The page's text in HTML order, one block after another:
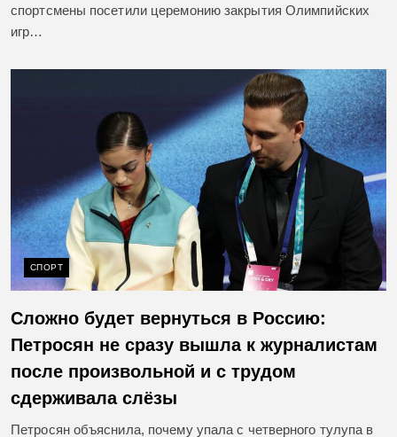
спортсмены посетили церемонию закрытия Олимпийских
игр…
СПОРТ
Сложно будет вернуться в Россию:
Петросян не сразу вышла к журналистам
после произвольной и с трудом
сдерживала слёзы
Петросян объяснила, почему упала с четверного тулупа в